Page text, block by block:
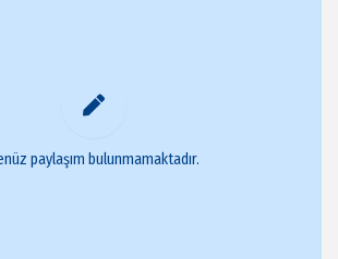
paylaşım bulunmamaktadır.